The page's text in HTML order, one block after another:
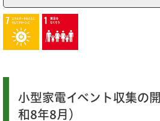
小型家電イベント収集の
和8年8月）